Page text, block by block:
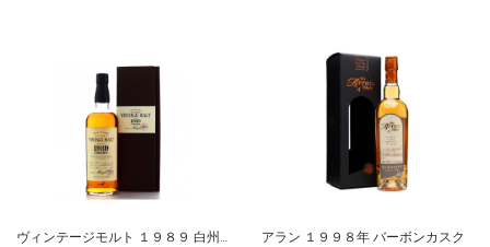
ヴィンテージモルト １９８９ 白州蒸溜所 サントリー アラン １９９８年 バーボンカスク